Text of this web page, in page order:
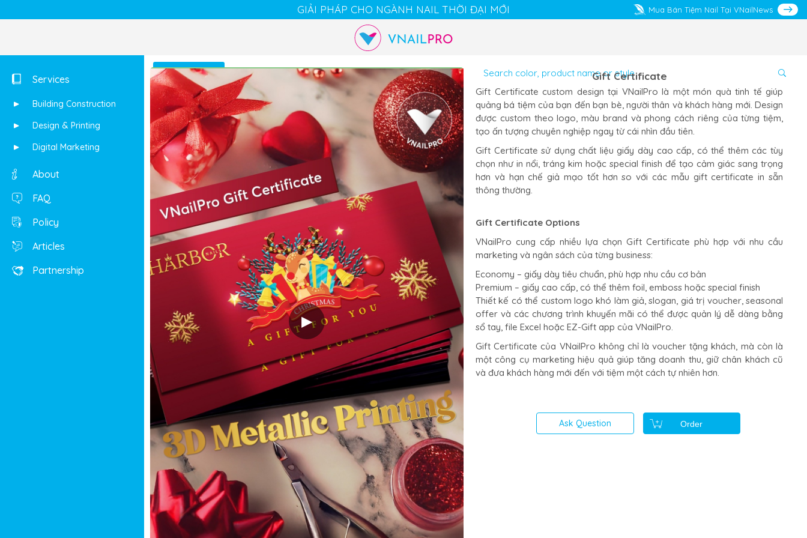
GIẢI PHÁP CHO NGÀNH NAIL THỜI ĐẠI MỚI Mua Bán Tiệm Nail Tại VNailNews
Shop Chat Account
Services
Building Construction
Design & Printing
Digital Marketing
About
FAQ
Policy
Articles
Partnership
▶
Gift Certificate
Gift Certificate custom design tại VNailPro là một món quà tinh tế giúp
quảng bá tiệm của bạn đến bạn bè, người thân và khách hàng mới. Design
được custom theo logo, màu brand và phong cách riêng của từng tiệm,
tạo ấn tượng chuyên nghiệp ngay từ cái nhìn đầu tiên.
Gift Certificate sử dụng chất liệu giấy dày cao cấp, có thể thêm các tùy
chọn như in nổi, tráng kim hoặc special finish để tạo cảm giác sang trọng
hơn và hạn chế giả mạo tốt hơn so với các mẫu gift certificate in sẵn
thông thường.
Gift Certificate Options
VNailPro cung cấp nhiều lựa chọn Gift Certificate phù hợp với nhu cầu
marketing và ngân sách của từng business:
Economy – giấy dày tiêu chuẩn, phù hợp nhu cầu cơ bản
Premium – giấy cao cấp, có thể thêm foil, emboss hoặc special finish
Thiết kế có thể custom logo khó làm giả, slogan, giá trị voucher, seasonal
offer và các chương trình khuyến mãi có thể được quản lý dễ dàng bằng
sổ tay, file Excel hoặc EZ-Gift app của VNailPro.
Gift Certificate của VNailPro không chỉ là voucher tặng khách, mà còn là
một công cụ marketing hiệu quả giúp tăng doanh thu, giữ chân khách cũ
và đưa khách hàng mới đến với tiệm một cách tự nhiên hơn.
Ask Question Order